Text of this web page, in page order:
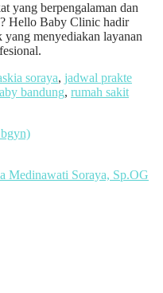
yang berpengalaman dan
Hello Baby Clinic hadir
yang menyediakan layanan
soraya, jadwal prakte
bandung, rumah sakit